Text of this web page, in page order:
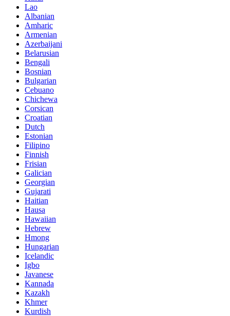
Lao
Albanian
Amharic
Armenian
Azerbaijani
Belarusian
Bengali
Bosnian
Bulgarian
Cebuano
Chichewa
Corsican
Croatian
Dutch
Estonian
Filipino
Finnish
Frisian
Galician
Georgian
Gujarati
Haitian
Hausa
Hawaiian
Hebrew
Hmong
Hungarian
Icelandic
Igbo
Javanese
Kannada
Kazakh
Khmer
Kurdish